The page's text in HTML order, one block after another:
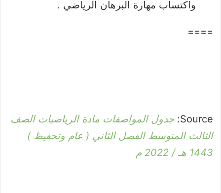
واكتساب مهارة البرهان الرياضي .
====
Source: جدول المواصفات مادة الرياضيات الصف
الثالث المتوسط الفصل الثاني ( عام وتحفيظ )
1443 هـ / 2022 م